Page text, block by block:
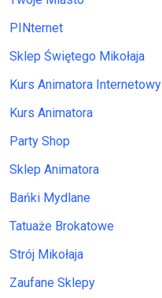
PINternet
Sklep Świętego Mikołaja
Kurs Animatora Internetowy
Kurs Animatora
Party Shop
Sklep Animatora
Bańki Mydlane
Tatuaże Brokatowe
Strój Mikołaja
Zaufane Sklepy